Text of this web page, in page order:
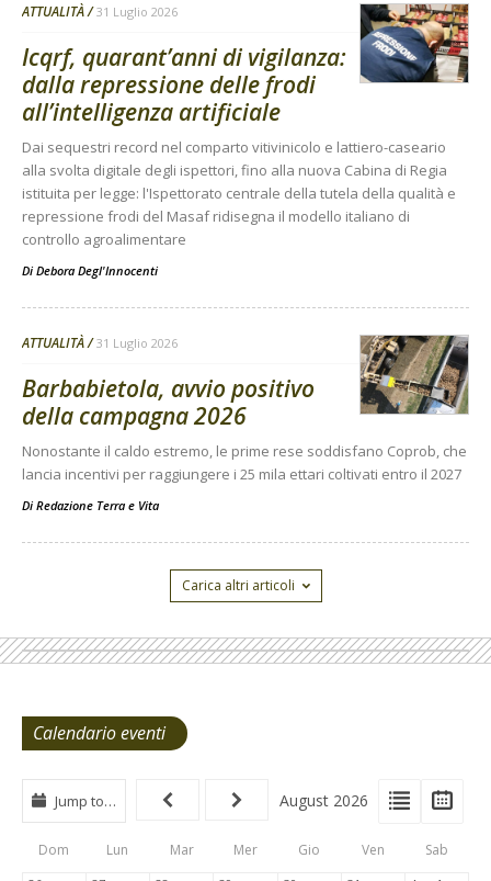
ATTUALITÀ 31 Luglio 2026
Icqrf, quarant’anni di vigilanza:
dalla repressione delle frodi
all’intelligenza artificiale
Dai sequestri record nel comparto vitivinicolo e lattiero-caseario
alla svolta digitale degli ispettori, fino alla nuova Cabina di Regia
istituita per legge: l'Ispettorato centrale della tutela della qualità e
repressione frodi del Masaf ridisegna il modello italiano di
controllo agroalimentare
Di Debora Degl'Innocenti
ATTUALITÀ 31 Luglio 2026
Barbabietola, avvio positivo
della campagna 2026
Nonostante il caldo estremo, le prime rese soddisfano Coprob, che
lancia incentivi per raggiungere i 25 mila ettari coltivati entro il 2027
Di Redazione Terra e Vita
Carica altri articoli
Calendario eventi
View
Type
Tabs
View
List
Jump to… August 2026
Dom Lun Mar Mer Gio Ven Sab